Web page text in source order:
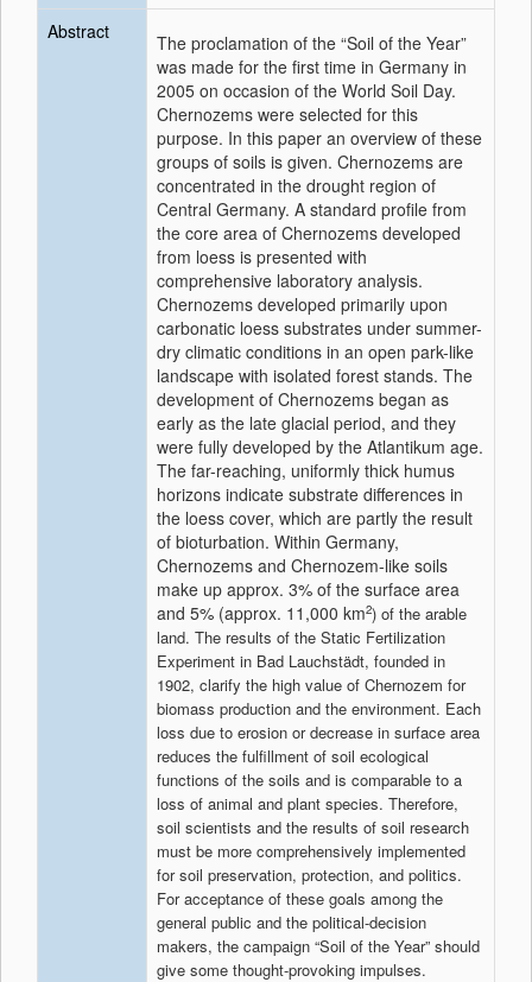
Abstract
The proclamation of the “Soil of the Year”
was made for the first time in Germany in
2005 on occasion of the World Soil Day.
Chernozems were selected for this
purpose. In this paper an overview of these
groups of soils is given. Chernozems are
concentrated in the drought region of
Central Germany. A standard profile from
the core area of Chernozems developed
from loess is presented with
comprehensive laboratory analysis.
Chernozems developed primarily upon
carbonatic loess substrates under summer-
dry climatic conditions in an open park-like
landscape with isolated forest stands. The
development of Chernozems began as
early as the late glacial period, and they
were fully developed by the Atlantikum age.
The far-reaching, uniformly thick humus
horizons indicate substrate differences in
the loess cover, which are partly the result
of bioturbation. Within Germany,
Chernozems and Chernozem-like soils
make up approx. 3% of the surface area
and 5% (approx. 11,000 km2) of the arable
land. The results of the Static Fertilization
Experiment in Bad Lauchstädt, founded in
1902, clarify the high value of Chernozem for
biomass production and the environment. Each
loss due to erosion or decrease in surface area
reduces the fulfillment of soil ecological
functions of the soils and is comparable to a
loss of animal and plant species. Therefore,
soil scientists and the results of soil research
must be more comprehensively implemented
for soil preservation, protection, and politics.
For acceptance of these goals among the
general public and the political-decision
makers, the campaign “Soil of the Year” should
give some thought-provoking impulses.